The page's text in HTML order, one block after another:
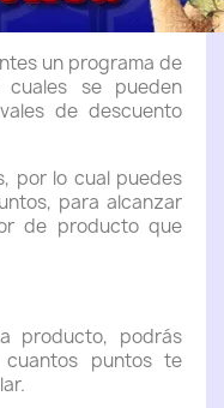
un programa de
cuales se pueden
de descuento
por lo cual puedes
para alcanzar
de producto que
producto, podrás
puntos te